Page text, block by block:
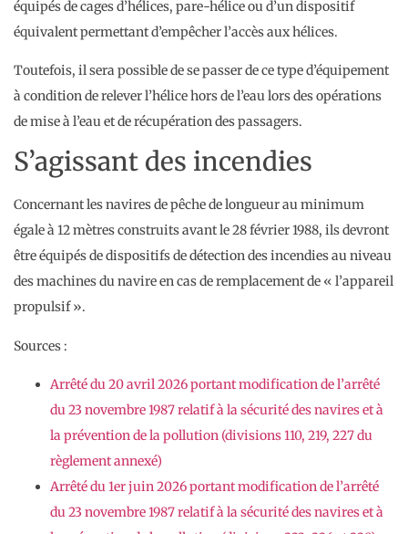
équipés de cages d’hélices, pare-hélice ou d’un dispositif
équivalent permettant d’empêcher l’accès aux hélices.
Toutefois, il sera possible de se passer de ce type d’équipement
à condition de relever l’hélice hors de l’eau lors des opérations
de mise à l’eau et de récupération des passagers.
S’agissant des incendies
Concernant les navires de pêche de longueur au minimum
égale à 12 mètres construits avant le 28 février 1988, ils devront
être équipés de dispositifs de détection des incendies au niveau
des machines du navire en cas de remplacement de « l’appareil
propulsif ».
Sources :
Arrêté du 20 avril 2026 portant modification de l’arrêté
du 23 novembre 1987 relatif à la sécurité des navires et à
la prévention de la pollution (divisions 110, 219, 227 du
règlement annexé)
Arrêté du 1er juin 2026 portant modification de l’arrêté
du 23 novembre 1987 relatif à la sécurité des navires et à